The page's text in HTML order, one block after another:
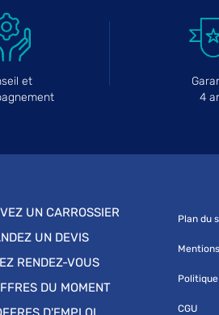
et
4
UN CARROSSIER
UN DEVIS
RENDEZ-VOUS
DU MOMENT
Plan du
CGU